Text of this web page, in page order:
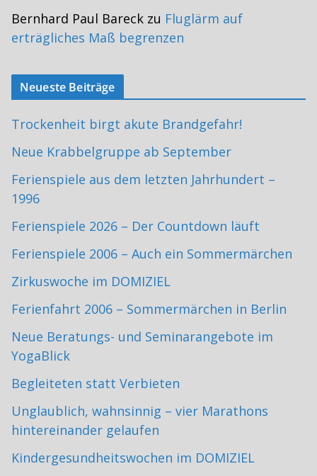
Bernhard Paul Bareck zu Fluglärm auf
erträgliches Maß begrenzen
Neueste Beiträge
Trockenheit birgt akute Brandgefahr!
Neue Krabbelgruppe ab September
Ferienspiele aus dem letzten Jahrhundert –
1996
Ferienspiele 2026 – Der Countdown läuft
Ferienspiele 2006 – Auch ein Sommermärchen
Zirkuswoche im DOMIZIEL
Ferienfahrt 2006 – Sommermärchen in Berlin
Neue Beratungs- und Seminarangebote im
YogaBlick
Begleiteten statt Verbieten
Unglaublich, wahnsinnig – vier Marathons
hintereinander gelaufen
Kindergesundheitswochen im DOMIZIEL